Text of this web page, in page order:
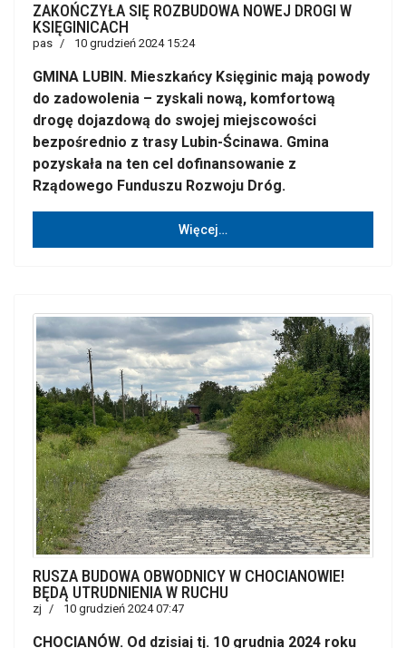
ZAKOŃCZYŁA SIĘ ROZBUDOWA NOWEJ DROGI W
KSIĘGINICACH
pas 10 grudzień 2024 15:24
GMINA LUBIN. Mieszkańcy Księginic mają powody
do zadowolenia – zyskali nową, komfortową
drogę dojazdową do swojej miejscowości
bezpośrednio z trasy Lubin-Ścinawa. Gmina
pozyskała na ten cel dofinansowanie z
Rządowego Funduszu Rozwoju Dróg.
Więcej…
RUSZA BUDOWA OBWODNICY W CHOCIANOWIE!
BĘDĄ UTRUDNIENIA W RUCHU
zj 10 grudzień 2024 07:47
CHOCIANÓW. Od dzisiaj tj. 10 grudnia 2024 roku